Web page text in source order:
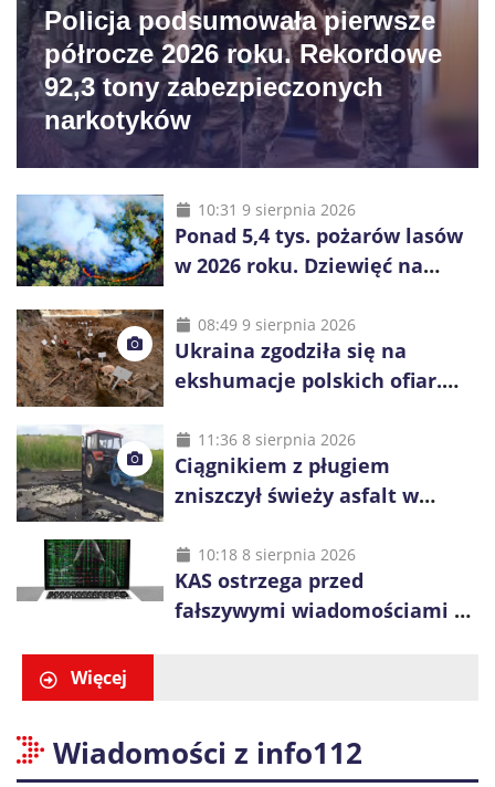
Policja podsumowała pierwsze
półrocze 2026 roku. Rekordowe
92,3 tony zabezpieczonych
narkotyków
10:31 9 sierpnia 2026
Ponad 5,4 tys. pożarów lasów
w 2026 roku. Dziewięć na
08:49 9 sierpnia 2026
Ukraina zgodziła się na
ekshumacje polskich ofiar.
i Ugły
11:36 8 sierpnia 2026
Ciągnikiem z pługiem
zniszczył świeży asfalt w
60-latka
10:18 8 sierpnia 2026
KAS ostrzega przed
fałszywymi wiadomościami o
Więcej
Wiadomości z info112